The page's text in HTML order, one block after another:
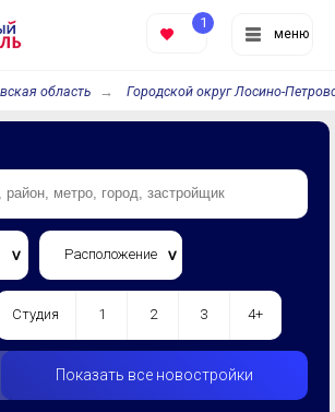
меню
1
область Городской округ Лосино-
Расположение
Студия 1 2 3 4+
Показать все новостройки